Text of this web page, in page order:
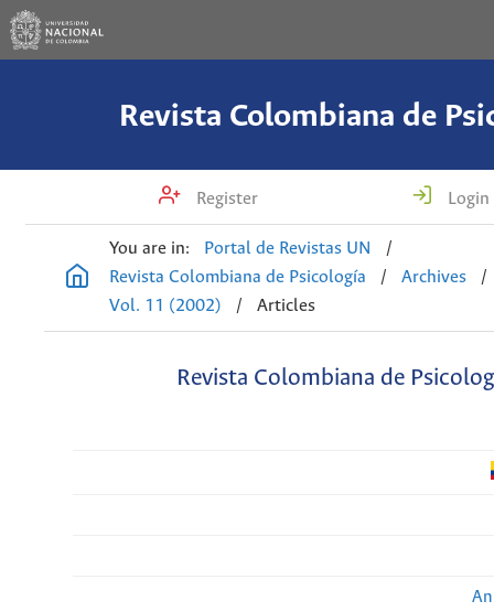
Revista Colombiana de
Register Login
You are in: Portal de Revistas UN
/
Revista Colombiana de Psicología
/ Archives
/
Vol. 11 (2002)
/ Articles
Revista Colombiana de